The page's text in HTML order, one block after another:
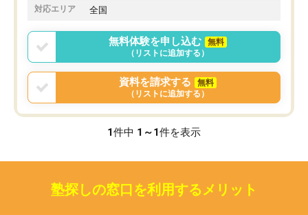
でした。
言う事で講師変更の申し出があり、あ
まりに短期での変更だった為、塾に通
う事にして退会しました。遅れも取り
戻せ、授業内容や講師の方は良かった
と思います。
対応エリア 全国
無料体験を申し込む
無料
（リストに追加する）
資料を請求する
無料
（リストに追加する）
1件中 1～1件を表示
塾探しの窓口を利用するメリット